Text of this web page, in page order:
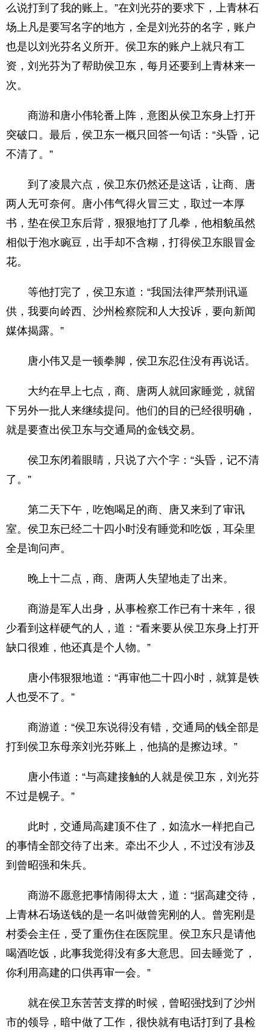
么说打到了我的账上。”在刘光芬的要求下，上青林石
场上凡是要写名字的地方，全是刘光芬的名字，账户
也是以刘光芬名义所开。侯卫东的账户上就只有工
资，刘光芬为了帮助侯卫东，每月还要到上青林来一
次。
商游和唐小伟轮番上阵，意图从侯卫东身上打开
突破口。最后，侯卫东一概只回答一句话：“头昏，记
不清了。”
到了凌晨六点，侯卫东仍然还是这话，让商、唐
两人无可奈何。唐小伟气得火冒三丈，取过一本厚
书，垫在侯卫东后背，狠狠地打了几拳，他相貌虽然
相似于泡水豌豆，出手却不含糊，打得侯卫东眼冒金
花。
等他打完了，侯卫东道：“我国法律严禁刑讯逼
供，我要向岭西、沙州检察院和人大投诉，要向新闻
媒体揭露。”
唐小伟又是一顿拳脚，侯卫东忍住没有再说话。
大约在早上七点，商、唐两人就回家睡觉，就留
下另外一批人来继续提问。他们的目的已经很明确，
就是要查出侯卫东与交通局的金钱交易。
侯卫东闭着眼睛，只说了六个字：“头昏，记不清
了。”
第二天下午，吃饱喝足的商、唐又来到了审讯
室。侯卫东已经二十四小时没有睡觉和吃饭，耳朵里
全是询问声。
晚上十二点，商、唐两人失望地走了出来。
商游是军人出身，从事检察工作已有十来年，很
少看到这样硬气的人，道：“看来要从侯卫东身上打开
缺口很难，他还真是个人物。”
唐小伟狠狠地道：“再审他二十四小时，就算是铁
人也受不了。”
商游道：“侯卫东说得没有错，交通局的钱全部是
打到侯卫东母亲刘光芬账上，他搞的是擦边球。”
唐小伟道：“与高建接触的人就是侯卫东，刘光芬
不过是幌子。”
此时，交通局高建顶不住了，如流水一样把自己
的事情全部交待了出来。牵出不少人，不过没有涉及
到曾昭强和朱兵。
商游不愿意把事情闹得太大，道：“据高建交待，
上青林石场送钱的是一名叫做曾宪刚的人。曾宪刚是
村委会主任，受了重伤住在医院里。侯卫东只是请他
喝酒吃饭，此事我觉得没有多大意思。回去睡觉了，
你利用高建的口供再审一会。”
就在侯卫东苦苦支撑的时候，曾昭强找到了沙州
市的领导，暗中做了工作，很快就有电话打到了县检